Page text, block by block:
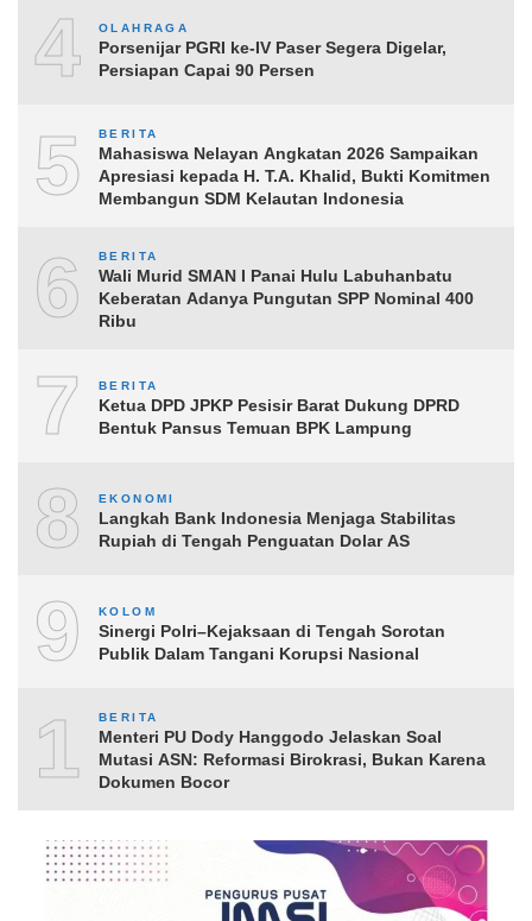
4 OLAHRAGA
Porsenijar PGRI ke-IV Paser Segera Digelar,
Persiapan Capai 90 Persen
5 BERITA
Mahasiswa Nelayan Angkatan 2026 Sampaikan
Apresiasi kepada H. T.A. Khalid, Bukti Komitmen
Membangun SDM Kelautan Indonesia
6 BERITA
Wali Murid SMAN I Panai Hulu Labuhanbatu
Keberatan Adanya Pungutan SPP Nominal 400
Ribu
7 BERITA
Ketua DPD JPKP Pesisir Barat Dukung DPRD
Bentuk Pansus Temuan BPK Lampung
8 EKONOMI
Langkah Bank Indonesia Menjaga Stabilitas
Rupiah di Tengah Penguatan Dolar AS
9 KOLOM
Sinergi Polri–Kejaksaan di Tengah Sorotan
Publik Dalam Tangani Korupsi Nasional
10BERITA
Menteri PU Dody Hanggodo Jelaskan Soal
Mutasi ASN: Reformasi Birokrasi, Bukan Karena
Dokumen Bocor